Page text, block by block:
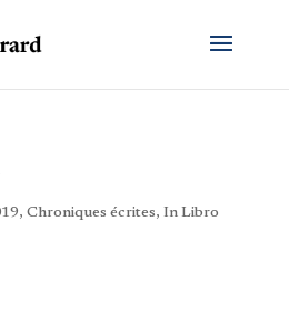
, Chroniques écrites, In Libro